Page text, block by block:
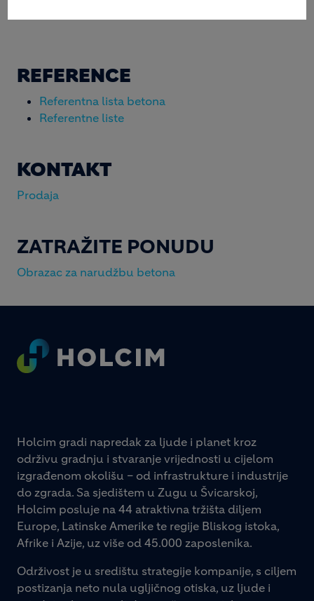
REFERENCE
Referentna lista betona
Referentne liste
KONTAKT
Prodaja
ZATRAŽITE PONUDU
Obrazac za narudžbu betona
Footer
Holcim gradi napredak za ljude i planet kroz
održivu gradnju i stvaranje vrijednosti u cijelom
izgrađenom okolišu – od infrastrukture i industrije
do zgrada. Sa sjedištem u Zugu u Švicarskoj,
Holcim posluje na 44 atraktivna tržišta diljem
Europe, Latinske Amerike te regije Bliskog istoka,
Afrike i Azije, uz više od 45.000 zaposlenika.
Održivost je u središtu strategije kompanije, s ciljem
postizanja neto nula ugljičnog otiska, uz ljude i